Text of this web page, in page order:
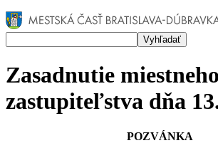
Zasadnutie miestneho
zastupiteľstva dňa
POZVÁNKA